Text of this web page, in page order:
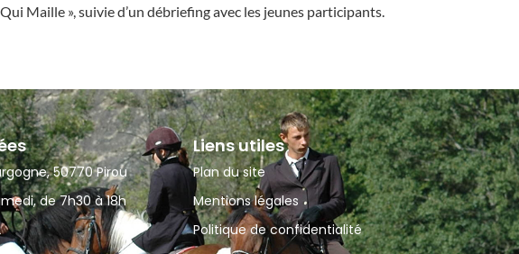
Maille », suivie d’un débriefing avec les jeunes participants.
50770 Pirou
de 7h30 à 18h
Liens utiles
Plan du site
Mentions légales
Politique de confidentialité